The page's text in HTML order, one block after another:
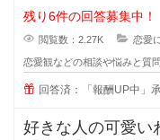
やろうみたいな風
残り6件の回答募集中！
閲覧数：2.27K 恋愛
恋愛観などの相談や悩みと質問
回答済：「報酬UP中」
好きな人の可愛い